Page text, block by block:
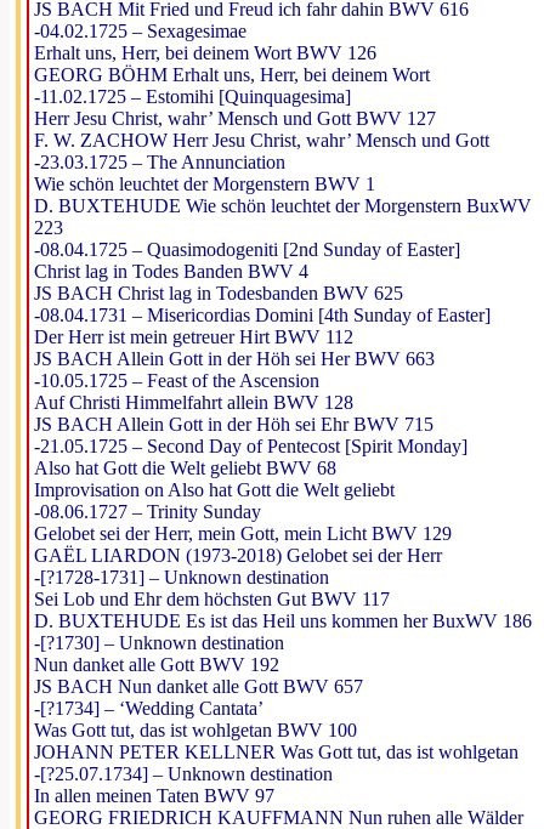
JS BACH Mit Fried und Freud ich fahr dahin BWV 616
-04.02.1725 – Sexagesimae
Erhalt uns, Herr, bei deinem Wort BWV 126
GEORG BÖHM Erhalt uns, Herr, bei deinem Wort
-11.02.1725 – Estomihi [Quinquagesima]
Herr Jesu Christ, wahr’ Mensch und Gott BWV 127
F. W. ZACHOW Herr Jesu Christ, wahr’ Mensch und Gott
-23.03.1725 – The Annunciation
Wie schön leuchtet der Morgenstern BWV 1
D. BUXTEHUDE Wie schön leuchtet der Morgenstern BuxWV
223
-08.04.1725 – Quasimodogeniti [2nd Sunday of Easter]
Christ lag in Todes Banden BWV 4
JS BACH Christ lag in Todesbanden BWV 625
-08.04.1731 – Misericordias Domini [4th Sunday of Easter]
Der Herr ist mein getreuer Hirt BWV 112
JS BACH Allein Gott in der Höh sei Her BWV 663
-10.05.1725 – Feast of the Ascension
Auf Christi Himmelfahrt allein BWV 128
JS BACH Allein Gott in der Höh sei Ehr BWV 715
-21.05.1725 – Second Day of Pentecost [Spirit Monday]
Also hat Gott die Welt geliebt BWV 68
Improvisation on Also hat Gott die Welt geliebt
-08.06.1727 – Trinity Sunday
Gelobet sei der Herr, mein Gott, mein Licht BWV 129
GAËL LIARDON (1973-2018) Gelobet sei der Herr
-[?1728-1731] – Unknown destination
Sei Lob und Ehr dem höchsten Gut BWV 117
D. BUXTEHUDE Es ist das Heil uns kommen her BuxWV 186
-[?1730] – Unknown destination
Nun danket alle Gott BWV 192
JS BACH Nun danket alle Gott BWV 657
-[?1734] – ‘Wedding Cantata’
Was Gott tut, das ist wohlgetan BWV 100
JOHANN PETER KELLNER Was Gott tut, das ist wohlgetan
-[?25.07.1734] – Unknown destination
In allen meinen Taten BWV 97
GEORG FRIEDRICH KAUFFMANN Nun ruhen alle Wälder